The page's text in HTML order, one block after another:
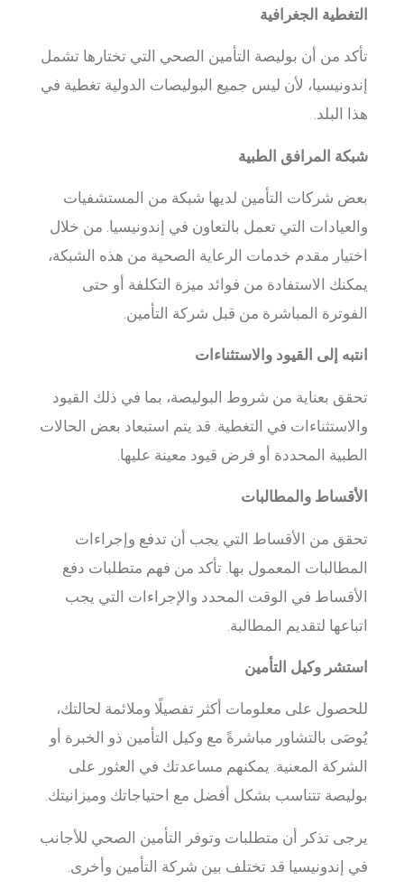
التغطية الجغرافية
تأكد من أن بوليصة التأمين الصحي التي تختارها تشمل
إندونيسيا، لأن ليس جميع البوليصات الدولية تغطية في
هذا البلد.
شبكة المرافق الطبية
بعض شركات التأمين لديها شبكة من المستشفيات
والعيادات التي تعمل بالتعاون في إندونيسيا. من خلال
اختيار مقدم خدمات الرعاية الصحية من هذه الشبكة،
يمكنك الاستفادة من فوائد ميزة التكلفة أو حتى
الفوترة المباشرة من قبل شركة التأمين.
انتبه إلى القيود والاستثناءات
تحقق بعناية من شروط البوليصة، بما في ذلك القيود
والاستثناءات في التغطية. قد يتم استبعاد بعض الحالات
الطبية المحددة أو فرض قيود معينة عليها.
الأقساط والمطالبات
تحقق من الأقساط التي يجب أن تدفع وإجراءات
المطالبات المعمول بها. تأكد من فهم متطلبات دفع
الأقساط في الوقت المحدد والإجراءات التي يجب
اتباعها لتقديم المطالبة.
استشر وكيل التأمين
للحصول على معلومات أكثر تفصيلًا وملائمة لحالتك،
يُوصَى بالتشاور مباشرةً مع وكيل التأمين ذو الخبرة أو
الشركة المعنية. يمكنهم مساعدتك في العثور على
بوليصة تتناسب بشكل أفضل مع احتياجاتك وميزانيتك.
يرجى تذكر أن متطلبات وتوفر التأمين الصحي للأجانب
في إندونيسيا قد تختلف بين شركة التأمين وأخرى.